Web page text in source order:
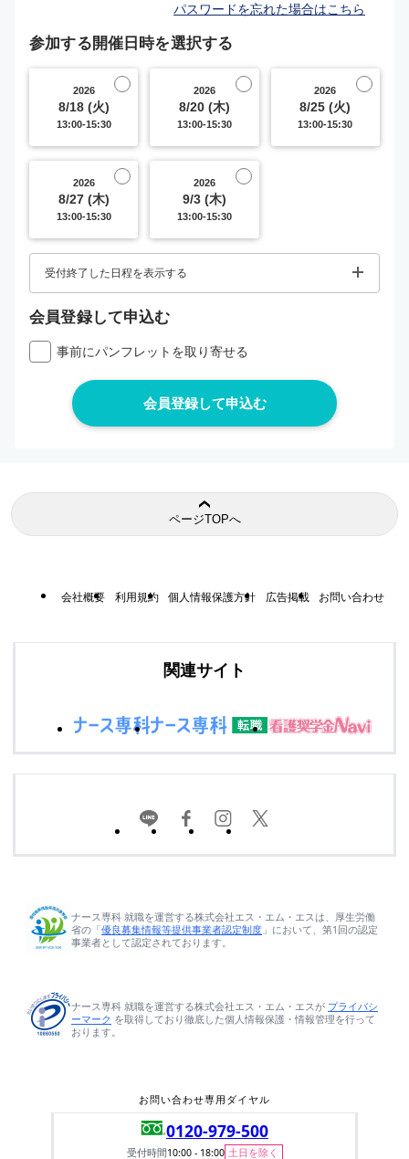
パスワードを忘れた場合はこちら
参加する開催日時を選択する
2026
8/18 (火)
13:00-15:30
2026
8/20 (木)
13:00-15:30
2026
8/25 (火)
13:00-15:30
2026
8/27 (木)
13:00-15:30
2026
9/3 (木)
13:00-15:30
受付終了した日程を表示する
会員登録して申込む
事前にパンフレットを取り寄せる
ページTOPへ